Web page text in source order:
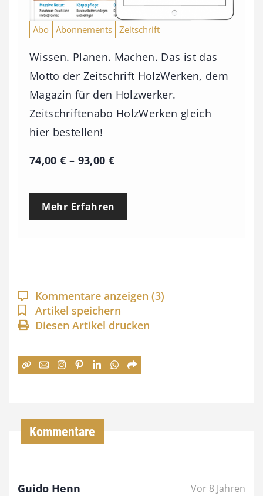
Abo Abonnements Zeitschrift
Wissen. Planen. Machen. Das ist das
Motto der Zeitschrift HolzWerken, dem
Magazin für den Holzwerker.
Zeitschriftenabo HolzWerken gleich
hier bestellen!
74,00€ – 93,00 €P
e
p
a
n
n
:
Mehr Erfahren
Kommentare anzeigen (3)
Artikel speichern
Diesen Artikel drucken
Kommentare
Guido Henn Vor 8 Jahren